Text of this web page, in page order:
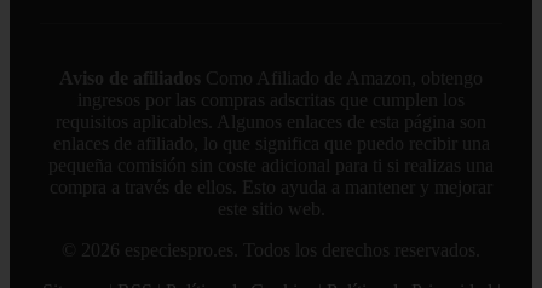
Aviso de afiliados Como Afiliado de Amazon, obtengo
ingresos por las compras adscritas que cumplen los
requisitos aplicables. Algunos enlaces de esta página son
enlaces de afiliado, lo que significa que puedo recibir una
pequeña comisión sin coste adicional para ti si realizas una
compra a través de ellos. Esto ayuda a mantener y mejorar
este sitio web.
© 2026 especiespro.es. Todos los derechos reservados.